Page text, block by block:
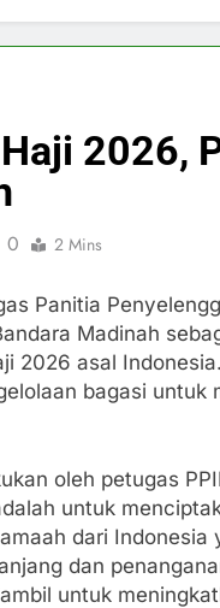
2026,
0 2 Mins
Panitia
Madinah
2026 asal
bagasi untuk
oleh petugas
untuk
dari
dan
untuk